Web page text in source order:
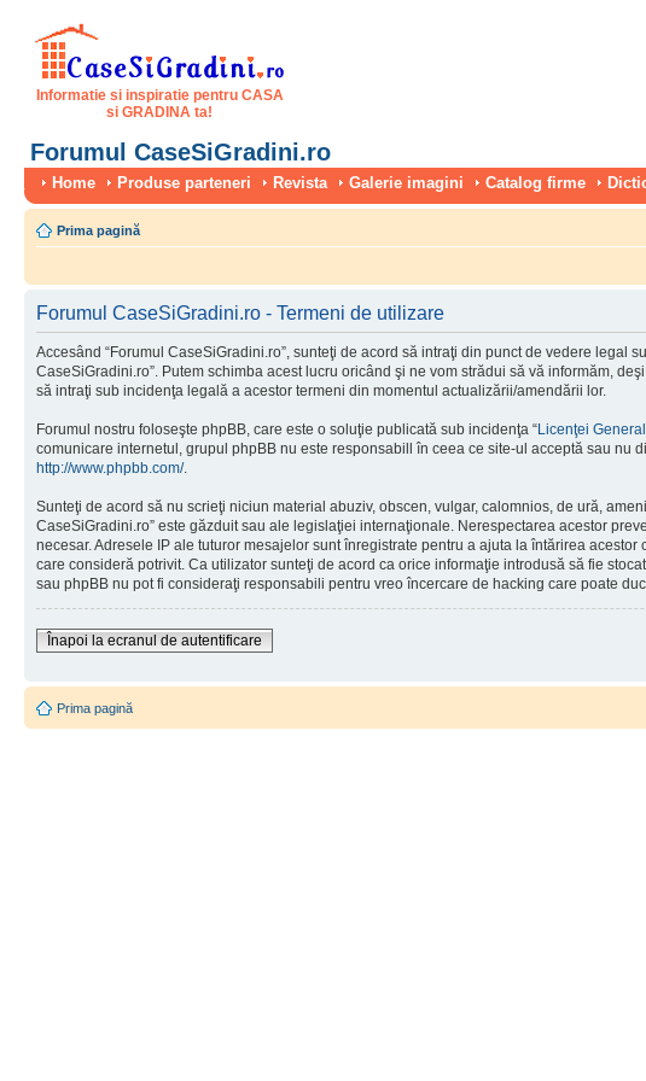
Informatie si inspiratie pentru CASA
si GRADINA ta!
Forumul CaseSiGradini.ro
Home Produse parteneri Revista Galerie imagini Catalog firme
Prima pagină
Forumul CaseSiGradini.ro - Termeni de utilizare
Accesând “Forumul CaseSiGradini.ro”, sunteţi de acord să intraţi din punct de vedere legal
CaseSiGradini.ro”. Putem schimba acest lucru oricând şi ne vom strădui să vă informăm,
să intraţi sub incidenţa legală a acestor termeni din momentul actualizării/amendării lor.
Forumul nostru foloseşte phpBB, care este o soluţie publicată sub incidenţa “Licenţei
comunicare internetul, grupul phpBB nu este responsabill în ceea ce site-ul acceptă sau
http://www.phpbb.com/.
Sunteţi de acord să nu scrieţi niciun material abuziv, obscen, vulgar, calomnios, de ură,
CaseSiGradini.ro” este găzduit sau ale legislaţiei internaţionale. Nerespectarea acestor
necesar. Adresele IP ale tuturor mesajelor sunt înregistrate pentru a ajuta la întărirea
care consideră potrivit. Ca utilizator sunteţi de acord ca orice informaţie introdusă să fie
sau phpBB nu pot fi consideraţi responsabili pentru vreo încercare de hacking care poate
Înapoi la ecranul de autentificare
Prima pagină